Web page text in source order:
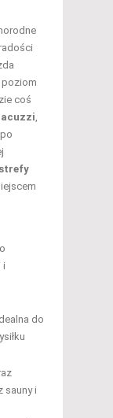
poziom
coś
strefy
i
do
sauny i